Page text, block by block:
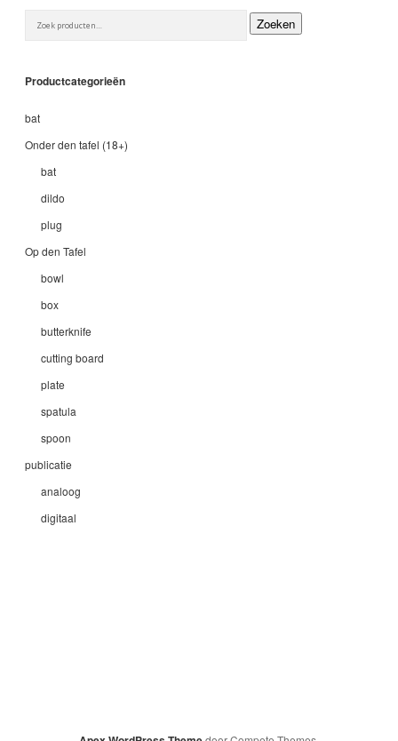
naar:
Zoeken
Productcategorieën
bat
Onder den tafel (18+)
bat
dildo
plug
Op den Tafel
bowl
box
butterknife
cutting board
plate
spatula
spoon
publicatie
analoog
digitaal